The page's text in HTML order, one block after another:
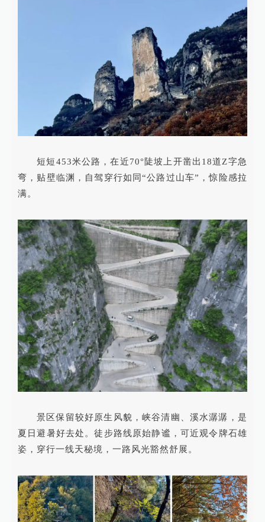
短短453米公路，在近70°陡坡上开凿出18道Z字急
弯，贴壁临渊，自驾穿行如同“公路过山车”，惊险感拉
满。
景区保留较好原生风貌，峡谷清幽、溪水潺潺，是
夏日避暑好去处。徒步路线原始静谧，可近观令牌石雄
姿，穿行一线天秘境，一路风光豁然舒展。